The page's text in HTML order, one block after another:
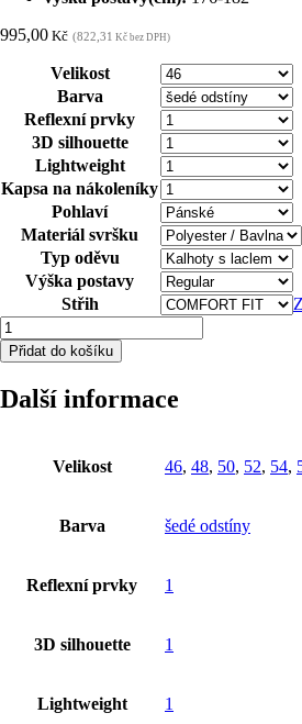
995,00 Kč (822,31 Kč bez DPH)
Velikost
Barva
Reflexní prvky
3D silhouette
Lightweight
Kapsa na nákoleníky
Pohlaví
Materiál svršku
Typ oděvu
Výška postavy
Střih
Kalhoty
s
laclem
tmavě
množství
Přidat do košíku
Další informace
Velikost 46, 48, 50, 52, 54,
Barva šedé odstíny
Reflexní prvky 1
3D silhouette 1
Lightweight 1